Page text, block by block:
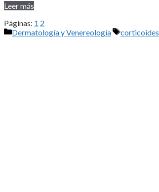
Leer más
Páginas: 1 2
Categorías
Dermatología y Venereología Etiquetas
corticoides